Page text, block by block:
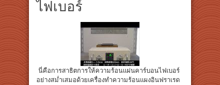
ไฟเบอร์
นี่คือการสาธิตการให้ความร้อนแผ่นคาร์บอนไฟเบอร์
อย่างสม่ำเสมอด้วยเครื่องทำความร้อนแผงอินฟราเรด